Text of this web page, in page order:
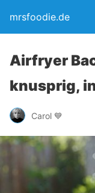
mrsfoodie.de
Airfryer
knusprig,
Carol 💙